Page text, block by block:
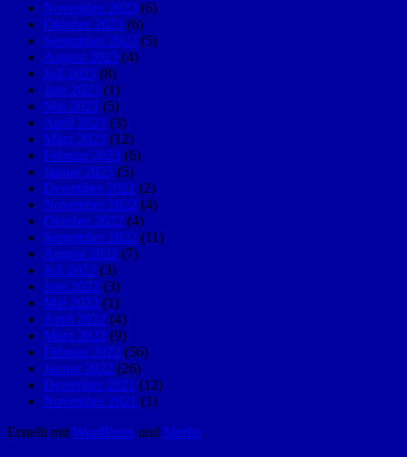
November 2023 (6)
Oktober 2023 (6)
September 2023 (5)
August 2023 (4)
Juli 2023 (8)
Juni 2023 (1)
Mai 2023 (5)
April 2023 (3)
März 2023 (12)
Februar 2023 (6)
Januar 2023 (5)
Dezember 2022 (2)
November 2022 (4)
Oktober 2022 (4)
September 2022 (11)
August 2022 (7)
Juli 2022 (3)
Juni 2022 (3)
Mai 2022 (1)
April 2022 (4)
März 2022 (9)
Februar 2022 (56)
Januar 2022 (26)
Dezember 2021 (12)
November 2021 (1)
Erstellt mit WordPress und Merlin.